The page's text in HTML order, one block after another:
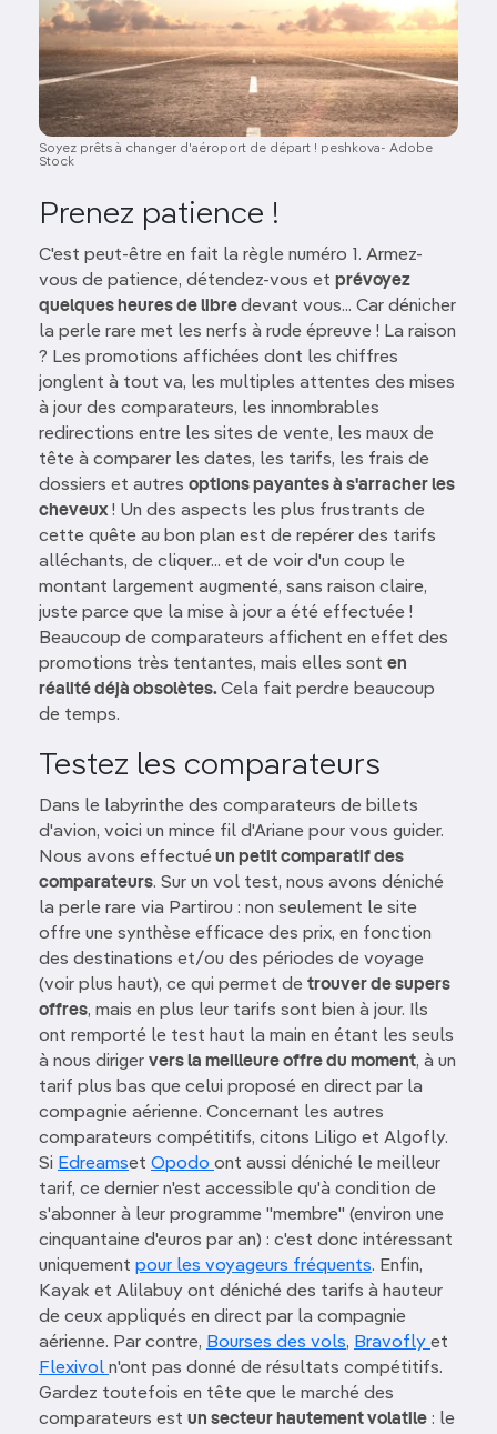
Soyez prêts à changer d'aéroport de départ ! peshkova- Adobe
Stock
Prenez patience !
C'est peut-être en fait la règle numéro 1. Armez-
vous de patience, détendez-vous et prévoyez
quelques heures de libredevant vous... Car dénicher
la perle rare met les nerfs à rude épreuve ! La raison
? Les promotions affichées dont les chiffres
jonglent à tout va, les multiples attentes des mises
à jour des comparateurs, les innombrables
redirections entre les sites de vente, les maux de
tête à comparer les dates, les tarifs, les frais de
dossiers et autres options payantes à s'arracher les
cheveux! Un des aspects les plus frustrants de
cette quête au bon plan est de repérer des tarifs
alléchants, de cliquer... et de voir d'un coup le
montant largement augmenté, sans raison claire,
juste parce que la mise à jour a été effectuée !
Beaucoup de comparateurs affichent en effet des
promotions très tentantes, mais elles sont en
réalité déjà obsolètes.Cela fait perdre beaucoup
de temps.
Testez les comparateurs
Dans le labyrinthe des comparateurs de billets
d'avion, voici un mince fil d'Ariane pour vous guider.
Nous avons effectuéun petit comparatif des
comparateurs. Sur un vol test, nous avons déniché
la perle rare via Partirou : non seulement le site
offre une synthèse efficace des prix, en fonction
des destinations et/ou des périodes de voyage
(voir plus haut), ce qui permet de trouver de supers
offres, mais en plus leur tarifs sont bien à jour. Ils
ont remporté le test haut la main en étant les seuls
à nous diriger vers la meilleure offre du moment, à un
tarif plus bas que celui proposé en direct par la
compagnie aérienne. Concernant les autres
comparateurs compétitifs, citons Liligo et Algofly.
Si Edreamset Opodo ont aussi déniché le meilleur
tarif, ce dernier n'est accessible qu'à condition de
s'abonner à leur programme "membre" (environ une
cinquantaine d'euros par an) : c'est donc intéressant
uniquement pour les voyageurs fréquents. Enfin,
Kayak et Alilabuy ont déniché des tarifs à hauteur
de ceux appliqués en direct par la compagnie
aérienne. Par contre, Bourses des vols, Bravofly et
Flexivol n'ont pas donné de résultats compétitifs.
Gardez toutefois en tête que le marché des
comparateurs est un secteur hautement volatile : le